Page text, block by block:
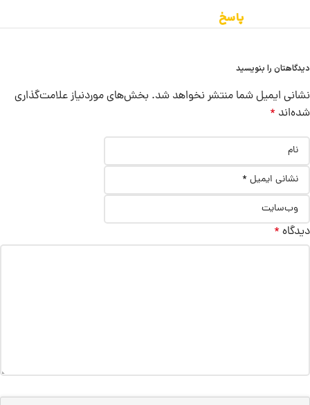
پاسخ
دیدگاهتان را بنویسید
نشانی ایمیل شما منتشر نخواهد شد. بخش‌های موردنیاز علامت‌گذاری
شده‌اند *
دیدگاه *